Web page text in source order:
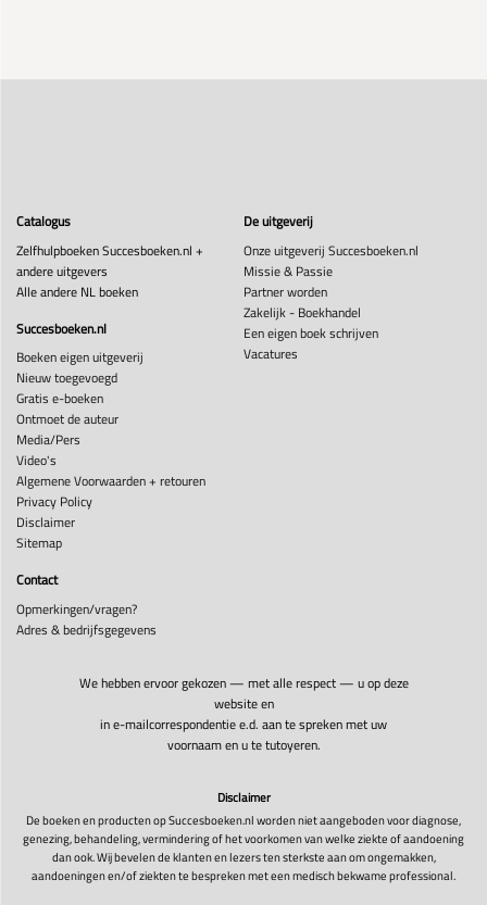
Catalogus
Zelfhulpboeken Succesboeken.nl +
andere uitgevers
Alle andere NL boeken
Succesboeken.nl
Boeken eigen uitgeverij
Nieuw toegevoegd
Gratis e-boeken
Ontmoet de auteur
Media/Pers
Video's
Algemene Voorwaarden + retouren
Privacy Policy
Disclaimer
Sitemap
De uitgeverij
Onze uitgeverij Succesboeken.nl
Missie & Passie
Partner worden
Zakelijk - Boekhandel
Een eigen boek schrijven
Vacatures
Contact
Opmerkingen/vragen?
Adres & bedrijfsgegevens
We hebben ervoor gekozen — met alle respect — u op deze
website en
in e-mailcorrespondentie e.d. aan te spreken met uw
voornaam en u te tutoyeren.
Disclaimer
De boeken en producten op Succesboeken.nl worden niet aangeboden voor diagnose,
genezing, behandeling, vermindering of het voorkomen van welke ziekte of aandoening
dan ook. Wij bevelen de klanten en lezers ten sterkste aan om ongemakken,
aandoeningen en/of ziekten te bespreken met een medisch bekwame professional.